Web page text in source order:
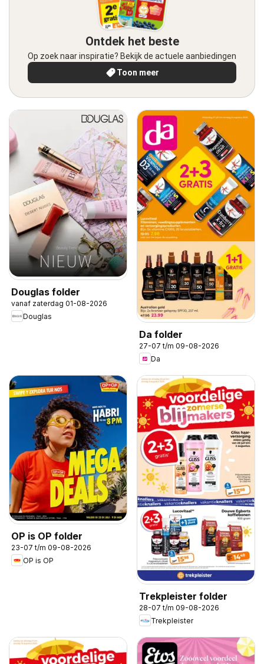
Ontdek het beste
Op zoek naar inspiratie? Bekijk de actuele aanbiedingen
Toon meer
Douglas folder
vanaf zaterdag 01-08-2026
Douglas
Da folder
27-07 t/m 09-08-2026
Da
OP is OP folder
23-07 t/m 09-08-2026
OP is OP
Trekpleister folder
28-07 t/m 09-08-2026
Trekpleister